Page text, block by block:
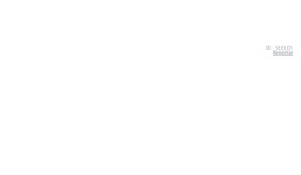
ID · 5EEED1
Reportar